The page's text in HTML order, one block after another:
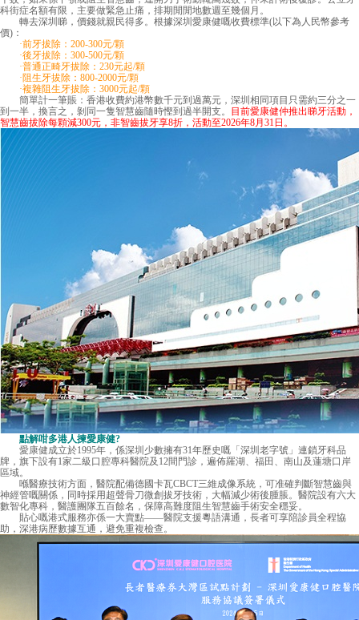
科街症名額有限，主要做緊急止痛，排期閒閒地數週至幾個月。
轉去深圳睇，價錢就親民得多。根據深圳愛康健嘅收費標準(以下為人民幣參考
價)：
·前牙拔除：200-300元/顆
·後牙拔除：300-500元/顆
·普通正畸牙拔除：230元起/顆
·阻生牙拔除：800-2000元/顆
·複雜阻生牙拔除：3000元起/顆
簡單計一筆賬：香港收費約港幣數千元到過萬元，深圳相同項目只需約三分之一
到一半，換言之，剝同一隻智慧齒隨時慳到過半開支。
目前愛康健仲推出睇牙活動，
智慧齒拔除每顆減300元，非智齒拔牙享8折，活動至2026年8月31日。
點解咁多港人揀愛康健?
愛康健成立於1995年，係深圳少數擁有31年歷史嘅「深圳老字號」連鎖牙科品
牌，旗下設有1家二級口腔專科醫院及12間門診，遍佈羅湖、福田、南山及蓮塘口岸
區域。
喺醫療技術方面，醫院配備德國卡瓦CBCT三維成像系統，可准確判斷智慧齒與
神經管嘅關係，同時採用超聲骨刀微創拔牙技術，大幅減少術後腫脹。醫院設有六大
數智化專科，醫護團隊五百餘名，保障高難度阻生智慧齒手術安全穩妥。
貼心嘅港式服務亦係一大賣點——醫院支援粵語溝通，長者可享陪診員全程協
助，深港病歷數據互通，避免重複檢查。